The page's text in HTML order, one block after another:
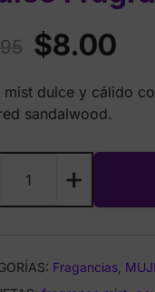
Original
was:
$8.00
is:
mist dulce y cálido
sandalwood.
Secret
Love
Fragrance
+
Fragancias